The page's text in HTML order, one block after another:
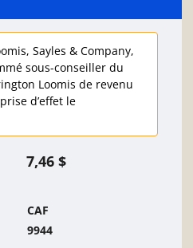
Sayles & Company,
sous-conseiller du
Loomis de revenu
d’effet le
7,46 $
CAF
9944